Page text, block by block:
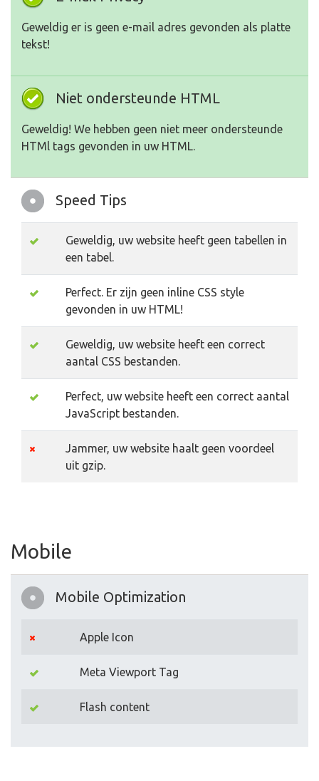
Geweldig er is geen e-mail adres gevonden als platte
tekst!
Niet ondersteunde HTML
Geweldig! We hebben geen niet meer ondersteunde
HTMl tags gevonden in uw HTML.
Speed Tips
Geweldig, uw website heeft geen tabellen in
een tabel.
Perfect. Er zijn geen inline CSS style
gevonden in uw HTML!
Geweldig, uw website heeft een correct
aantal CSS bestanden.
Perfect, uw website heeft een correct aantal
JavaScript bestanden.
Jammer, uw website haalt geen voordeel
uit gzip.
Mobile
Mobile Optimization
Apple Icon
Meta Viewport Tag
Flash content